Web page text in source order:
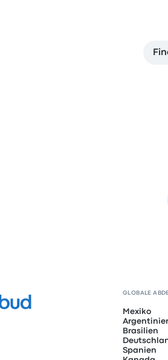
GLOBALE
Mexiko
Brasilien
Spanien